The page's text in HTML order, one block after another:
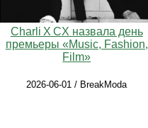
Charli X CX назвала день
премьеры «Music, Fashion,
Film»
2026-06-01 / BreakModa